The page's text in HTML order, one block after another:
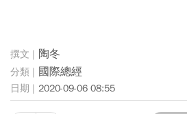
陶冬
國際總經
2020-09-06 08:55